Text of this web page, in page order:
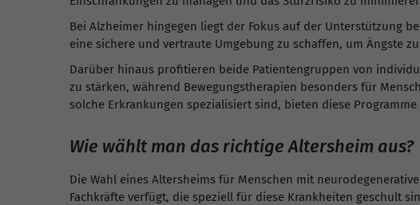
Bei Alzheimer hingegen liegt der Fokus auf der Unterstützung
eine sichere und vertraute Umgebung zu schaffen, um Ängste
Darüber hinaus profitieren beide Patientengruppen von
zu stärken, während Bewegungstherapien besonders für
solche Erkrankungen spezialisiert sind, bieten diese
Wie wählt man das richtige Altersheim aus?
Die Wahl eines Altersheims für Menschen mit
Fachkräfte verfügt, die speziell für diese Krankheiten geschult